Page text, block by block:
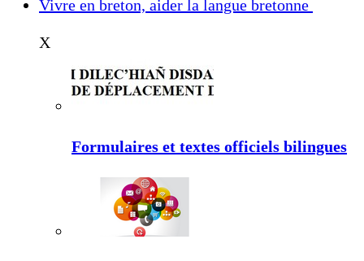
Vivre en breton, aider la langue bretonne
X
Formulaires et textes officiels bilingues